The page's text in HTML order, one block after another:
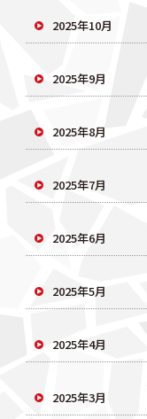
2025年10月
2025年9月
2025年8月
2025年7月
2025年6月
2025年5月
2025年4月
2025年3月